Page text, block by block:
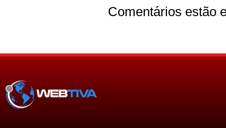
Comentários estão